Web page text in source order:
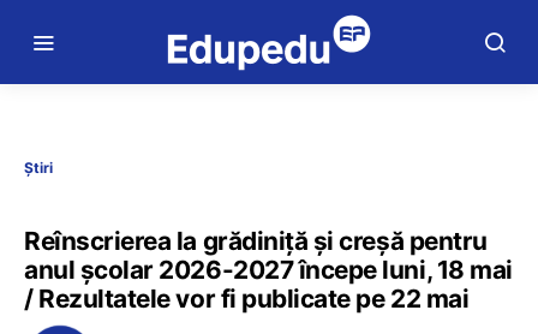
Știri
Reînscrierea la grădiniță și creșă pentru
anul școlar 2026-2027 începe luni, 18 mai
/ Rezultatele vor fi publicate pe 22 mai